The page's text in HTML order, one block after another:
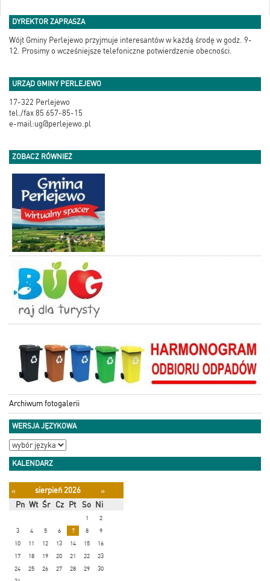
DYREKTOR ZAPRASZA
Wójt Gminy Perlejewo przyjmuje interesantów w każdą środę w godz. 9-
12. Prosimy o wcześniejsze telefoniczne potwierdzenie obecności.
URZĄD GMINY PERLEJEWO
17-322 Perlejewo
tel./fax 85 657-85-15
e-mail:ug@perlejewo.pl
ZOBACZ RÓWNIEŻ
Archiwum fotogalerii
WERSJA JĘZYKOWA
KALENDARZ
« sierpień 2026
»
Pn Wt Śr Cz Pt So Ni
1
2
3
4 5 6 7 8
9
10
11 12 13 14 15
16
17
18 19 20 21 22
23
24
25 26 27 28 29
30